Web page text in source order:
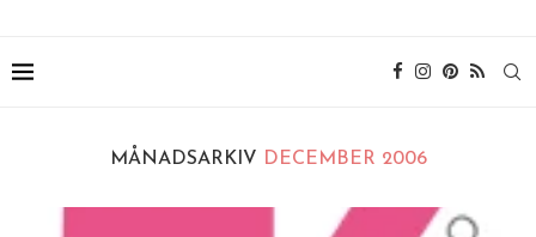
MÅNADSARKIV DECEMBER 2006